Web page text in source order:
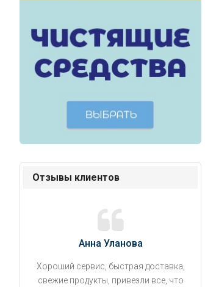
Отзывы клиентов
Анна Уланова
Хороший сервис, быстрая доставка,
свежие продукты, привезли все, что